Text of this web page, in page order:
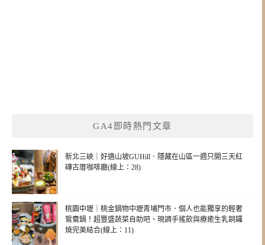
GA4即時熱門文章
新北三峽｜好適山坡GUHill．隱藏在山區一週只開三天紅
磚古厝咖啡廳(線上：28)
桃園中壢｜桃金鍋物中壢青埔門市．個人也能獨享的輕奢
鴛鴦鍋！超豐盛蔬菜自助吧、現調手搖飲與療癒生乳銅鑼
燒完美結合(線上：11)